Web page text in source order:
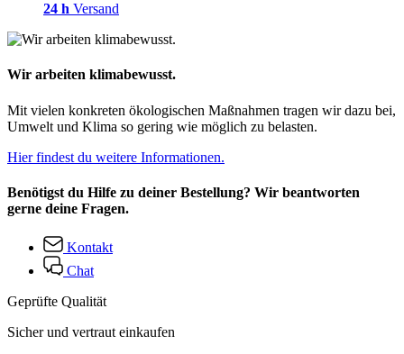
24 h Versand
Wir arbeiten klimabewusst.
Mit vielen konkreten ökologischen Maßnahmen tragen wir dazu bei,
Umwelt und Klima so gering wie möglich zu belasten.
Hier findest du weitere Informationen.
Benötigst du Hilfe zu deiner Bestellung? Wir beantworten
gerne deine Fragen.
Kontakt
Chat
Geprüfte Qualität
Sicher und vertraut einkaufen